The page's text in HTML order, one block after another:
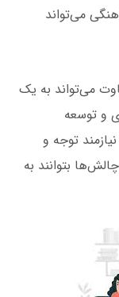
می‌تواند
می‌تواند به یک
و توسعه
توجه و
بتوانند به